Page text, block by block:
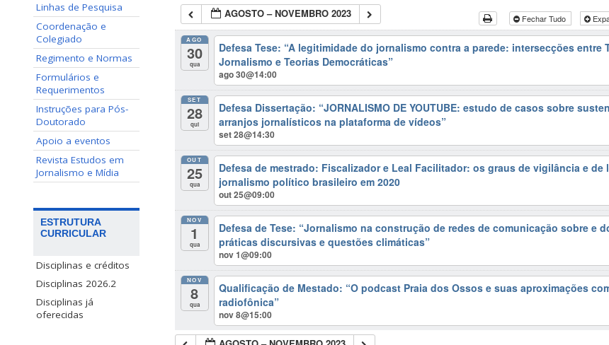
Linhas de Pesquisa
Coordenação e
Colegiado
Regimento e Normas
Formulários e
Requerimentos
Instruções para Pós-
Doutorado
Apoio a eventos
Revista Estudos em
Jornalismo e Mídia
ESTRUTURA
CURRICULAR
Disciplinas e créditos
Disciplinas 2026.2
Disciplinas já
oferecidas
AGOSTO – NOVEMBRO 2023 Fechar Tudo
AGO
30
qua
Defesa Tese: “A legitimidade do jornalismo contra a parede: intersecções entre
Jornalismo e Teorias Democráticas”
ago 30@14:00
SET
28
qui
Defesa Dissertação: “JORNALISMO DE YOUTUBE: estudo de casos sobre
arranjos jornalísticos na plataforma de vídeos”
set 28@14:30
OUT
25
qua
Defesa de mestrado: Fiscalizador e Leal Facilitador: os graus de vigilância e de
jornalismo político brasileiro em 2020
out 25@09:00
NOV
1
qua
Defesa de Tese: “Jornalismo na construção de redes de comunicação sobre e
práticas discursivas e questões climáticas”
nov 1@09:00
NOV
8
qua
Qualificação de Mestado: “O podcast Praia dos Ossos e suas aproximações
radiofônica”
nov 8@15:00